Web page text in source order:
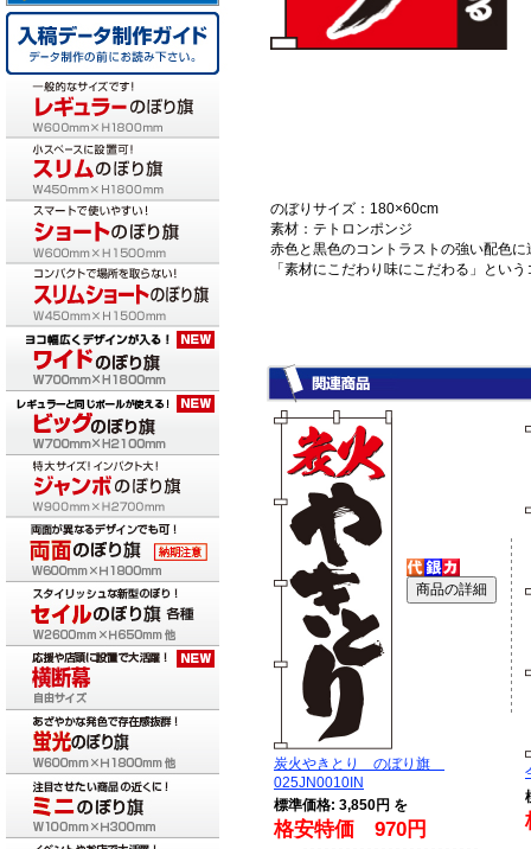
のぼりサイズ：180×60cm
素材：テトロンポンジ
赤色と黒色のコントラストの強い配色
「素材にこだわり味にこだわる」とい
炭火やきとり のぼり旗
025JN0010IN
標準価格: 3,850円 を
格安特価 970円